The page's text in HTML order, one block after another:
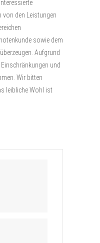
von den Leistungen
sowie dem
Aufgrund
und
Wir bitten
leibliche Wohl ist